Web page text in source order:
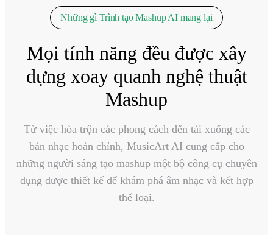
Những gì Trình tạo Mashup AI mang lại
Mọi tính năng đều được xây
dựng xoay quanh nghệ thuật
Mashup
Từ việc hòa trộn các phong cách đến tải xuống các
bản nhạc hoàn chỉnh, MusicArt AI cung cấp cho
những người sáng tạo mashup một bộ công cụ chuyên
dụng được thiết kế để khám phá âm nhạc và kết hợp
thể loại.